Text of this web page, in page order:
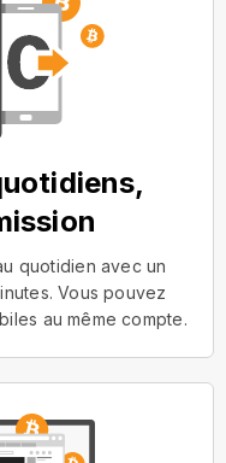
quotidien avec un
Vous pouvez
au même compte.